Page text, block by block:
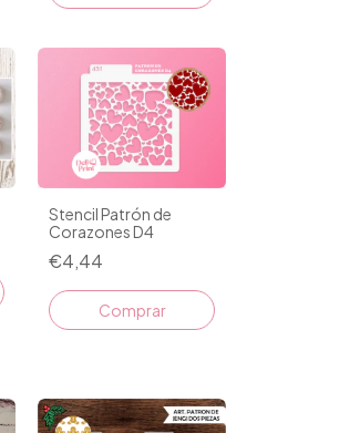
Stencil Patrón de
Corazones D4
€4,44